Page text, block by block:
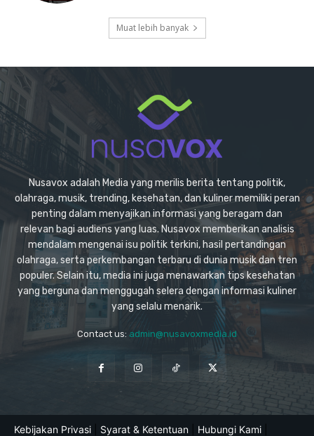
Muat lebih banyak
Nusavox adalah Media yang merilis berita tentang politik,
olahraga, musik, trending, kesehatan, dan kuliner memiliki peran
penting dalam menyajikan informasi yang beragam dan
relevan bagi audiens yang luas. Nusavox memberikan analisis
mendalam mengenai isu politik terkini, hasil pertandingan
olahraga, serta perkembangan terbaru di dunia musik dan tren
populer. Selain itu, media ini juga menawarkan tips kesehatan
yang berguna dan menggugah selera dengan informasi kuliner
yang selalu menarik.
Contact us: admin@nusavoxmedia.id
Kebijakan Privasi Syarat & Ketentuan Hubungi Kami